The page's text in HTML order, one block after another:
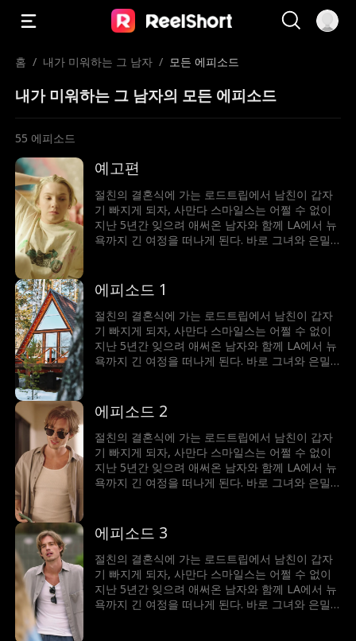
홈 / 내가 미워하는 그 남자 / 모든 에피소드
내가 미워하는 그 남자의 모든 에피소드
55 에피소드
예고편
절친의 결혼식에 가는 로드트립에서 남친이 갑자
기 빠지게 되자, 사만다 스마일스는 어쩔 수 없이
지난 5년간 잊으려 애써온 남자와 함께 LA에서 뉴
욕까지 긴 여정을 떠나게 된다. 바로 그녀와 은밀
리! 친구와의 우정, 그리고 트리스탄과의 (서로에
게?) 다시 피어나는 감정 사이에서 갈등하는 사만
다는 선택의 기로에 선다. 사만다는 계속 남을 위
해 살 것인가, 아니면 이번만큼은 자신을 위해 살
아볼 것인가?!
에피소드 1
절친의 결혼식에 가는 로드트립에서 남친이 갑자
기 빠지게 되자, 사만다 스마일스는 어쩔 수 없이
지난 5년간 잊으려 애써온 남자와 함께 LA에서 뉴
욕까지 긴 여정을 떠나게 된다. 바로 그녀와 은밀
리! 친구와의 우정, 그리고 트리스탄과의 (서로에
게?) 다시 피어나는 감정 사이에서 갈등하는 사만
다는 선택의 기로에 선다. 사만다는 계속 남을 위
해 살 것인가, 아니면 이번만큼은 자신을 위해 살
아볼 것인가?!
에피소드 2
절친의 결혼식에 가는 로드트립에서 남친이 갑자
기 빠지게 되자, 사만다 스마일스는 어쩔 수 없이
지난 5년간 잊으려 애써온 남자와 함께 LA에서 뉴
욕까지 긴 여정을 떠나게 된다. 바로 그녀와 은밀
리! 친구와의 우정, 그리고 트리스탄과의 (서로에
게?) 다시 피어나는 감정 사이에서 갈등하는 사만
다는 선택의 기로에 선다. 사만다는 계속 남을 위
해 살 것인가, 아니면 이번만큼은 자신을 위해 살
아볼 것인가?!
에피소드 3
절친의 결혼식에 가는 로드트립에서 남친이 갑자
기 빠지게 되자, 사만다 스마일스는 어쩔 수 없이
지난 5년간 잊으려 애써온 남자와 함께 LA에서 뉴
욕까지 긴 여정을 떠나게 된다. 바로 그녀와 은밀